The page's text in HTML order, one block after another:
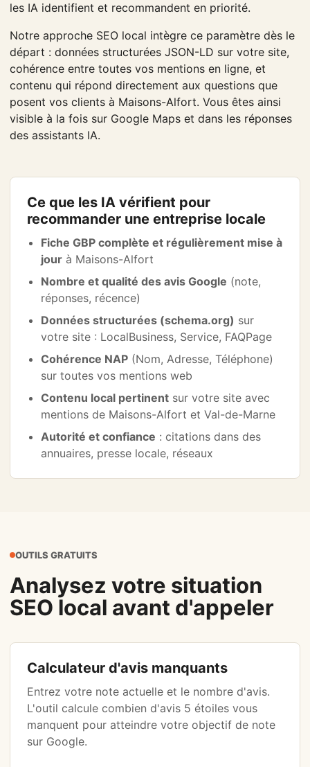
les IA identifient et recommandent en priorité.
Notre approche SEO local intègre ce paramètre dès le
départ : données structurées JSON-LD sur votre site,
cohérence entre toutes vos mentions en ligne, et
contenu qui répond directement aux questions que
posent vos clients à Maisons-Alfort. Vous êtes ainsi
visible à la fois sur Google Maps et dans les réponses
des assistants IA.
Ce que les IA vérifient pour
recommander une entreprise locale
Fiche GBP complète et régulièrement mise à
jour à Maisons-Alfort
Nombre et qualité des avis Google (note,
réponses, récence)
Données structurées (schema.org) sur
votre site : LocalBusiness, Service, FAQPage
Cohérence NAP (Nom, Adresse, Téléphone)
sur toutes vos mentions web
Contenu local pertinent sur votre site avec
mentions de Maisons-Alfort et Val-de-Marne
Autorité et confiance : citations dans des
annuaires, presse locale, réseaux
OUTILS GRATUITS
Analysez votre situation
SEO local avant d'appeler
Calculateur d'avis manquants
Entrez votre note actuelle et le nombre d'avis.
L'outil calcule combien d'avis 5 étoiles vous
manquent pour atteindre votre objectif de note
sur Google.